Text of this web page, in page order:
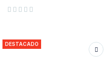
DESTACADO